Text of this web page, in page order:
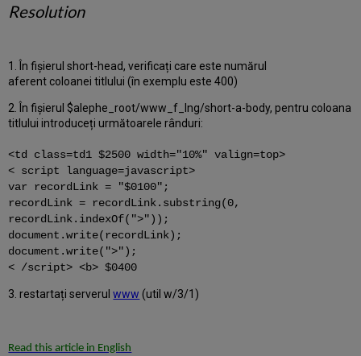
Resolution
1. În fișierul short-head, verificați care este numărul
aferent coloanei titlului (în exemplu este 400)
2. În fișierul $alephe_root/www_f_lng/short-a-body, pentru coloana
titlului introduceți următoarele rânduri:
<td class=td1 $2500 width="10%" valign=top>
< script language=javascript>
var recordLink = "$0100";
recordLink = recordLink.substring(0,
recordLink.indexOf(">"));
document.write(recordLink);
document.write(">");
< /script> <b> $0400
3. restartați serverulwww (util w/3/1)
Read this article in English